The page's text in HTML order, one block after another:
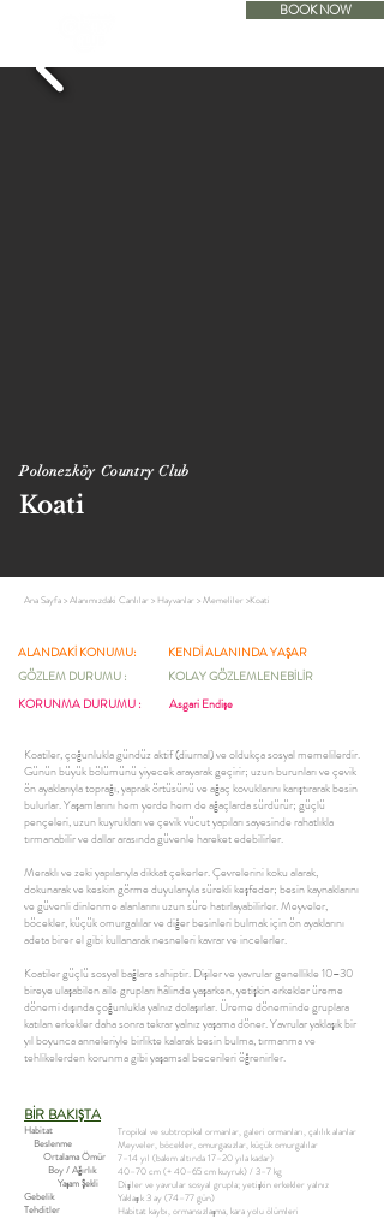
BOOK NOW
Polonezköy Country Club
Koati
Ana Sayfa>Alanımızdaki Canlılar > Hayvanlar >Memeliler >Koati
KENDİ ALANINDA YAŞAR
ALANDAKİ KONUMU:
KOLAY GÖZLEMLENEBİLİR
GÖZLEM DURUMU :
KORUNMA DURUMU :
Asgari Endişe
Koatiler, çoğunlukla gündüz aktif (diurnal) ve oldukça sosyal memelilerdir.
Günün büyük bölümünü yiyecek arayarak geçirir; uzun burunları ve çevik
ön ayaklarıyla toprağı, yaprak örtüsünü ve ağaç kovuklarını karıştırarak besin
bulurlar. Yaşamlarını hem yerde hem de ağaçlarda sürdürür; güçlü
pençeleri, uzun kuyrukları ve çevik vücut yapıları sayesinde rahatlıkla
tırmanabilir ve dallar arasında güvenle hareket edebilirler.
Meraklı ve zeki yapılarıyla dikkat çekerler. Çevrelerini koku alarak,
dokunarak ve keskin görme duyularıyla sürekli keşfeder; besin kaynaklarını
ve güvenli dinlenme alanlarını uzun süre hatırlayabilirler. Meyveler,
böcekler, küçük omurgalılar ve diğer besinleri bulmak için ön ayaklarını
adeta birer el gibi kullanarak nesneleri kavrar ve incelerler.
Koatiler güçlü sosyal bağlara sahiptir. Dişiler ve yavrular genellikle 10–30
bireye ulaşabilen aile grupları hâlinde yaşarken, yetişkin erkekler üreme
dönemi dışında çoğunlukla yalnız dolaşırlar. Üreme döneminde gruplara
katılan erkekler daha sonra tekrar yalnız yaşama döner. Yavrular yaklaşık bir
yıl boyunca anneleriyle birlikte kalarak besin bulma, tırmanma ve
tehlikelerden korunma gibi yaşamsal becerileri öğrenirler.
BİR BAKIŞTA
Tropikal ve subtropikal ormanlar, galeri ormanları, çalılık alanlar
Meyveler, böcekler, omurgasızlar, küçük omurgalılar
7–14 yıl (bakım altında 17–20 yıla kadar)
40–70 cm (+ 40–65 cm kuyruk) / 3–7 kg
Dişiler ve yavrular sosyal grupla; yetişkin erkekler yalnız
Yaklaşık 3 ay (74–77 gün)
Habitat kaybı, ormansızlaşma, kara yolu ölümleri
Habitat
Beslenme
Ortalama Ömür
Boy / Ağırlık
Yaşam Şekli
Gebelik
Tehditler